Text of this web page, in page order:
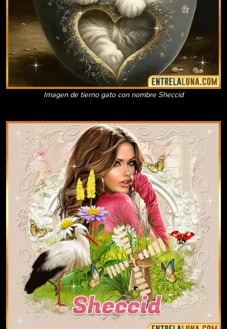
Imagen de tierno gato con nombre Sheccid